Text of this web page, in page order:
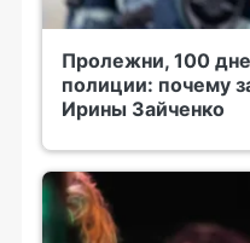
Пролежни, 100
полиции: почему
Ирины Зайченко